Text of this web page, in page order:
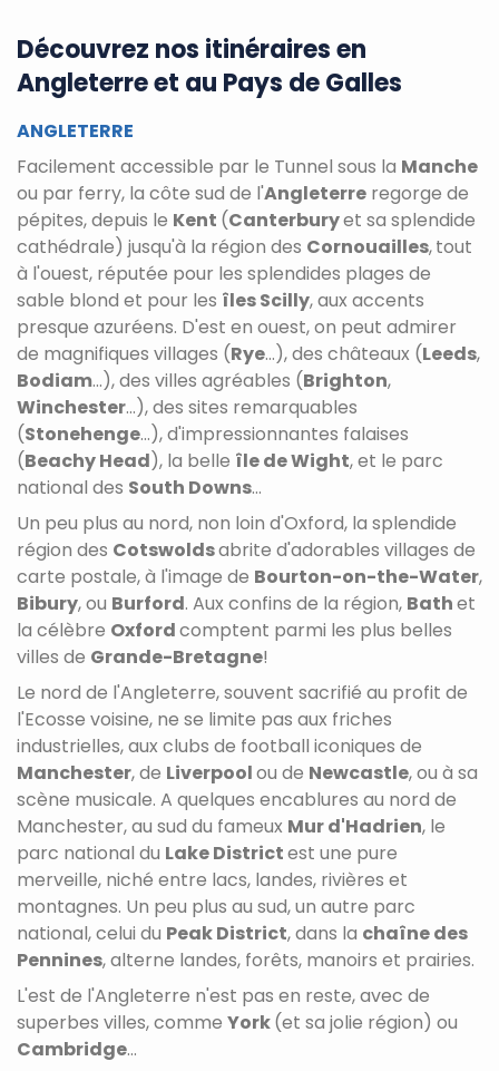
Découvrez nos itinéraires en
Angleterre et au Pays de Galles
ANGLETERRE
Facilement accessible par le Tunnel sous la Manche
ou par ferry, la côte sud de l'Angleterre regorge de
pépites, depuis le Kent (Canterburyet sa splendide
cathédrale) jusqu'à la région des Cornouailles,tout
à l'ouest, réputée pour les splendides plages de
sable blond et pour les îles Scilly, aux accents
presque azuréens. D'est en ouest, on peut admirer
de magnifiques villages (Rye...), des châteaux (Leeds,
Bodiam...), des villes agréables (Brighton,
Winchester...), des sites remarquables
(Stonehenge...), d'impressionnantes falaises
(Beachy Head), la belle île de Wight, et le parc
national des South Downs...
Un peu plus au nord, non loin d'Oxford, la splendide
région des Cotswoldsabrite d'adorables villages de
carte postale, à l'image de Bourton-on-the-Water,
Bibury, ou Burford. Aux confins de la région, Bathet
la célèbre Oxfordcomptent parmi les plus belles
villes de Grande-Bretagne!
Le nord de l'Angleterre, souvent sacrifié au profit de
l'Ecosse voisine, ne se limite pas aux friches
industrielles, aux clubs de football iconiques de
Manchester, de Liverpoolou de Newcastle, ou à sa
scène musicale. A quelques encablures au nord de
Manchester, au sud du fameux Mur d'Hadrien, le
parc national du Lake Districtest une pure
merveille, niché entre lacs, landes, rivières et
montagnes. Un peu plus au sud, un autre parc
national, celui du Peak District, dans la chaîne des
Pennines, alterne landes, forêts, manoirs et prairies.
L'est de l'Angleterre n'est pas en reste, avec de
superbes villes, comme York(et sa jolie région) ou
Cambridge...